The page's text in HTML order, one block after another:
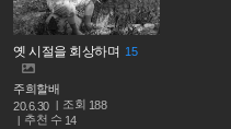
옛 시절을 회상하며 15
주희할배
20.6.30
조회 188
추천 수 14